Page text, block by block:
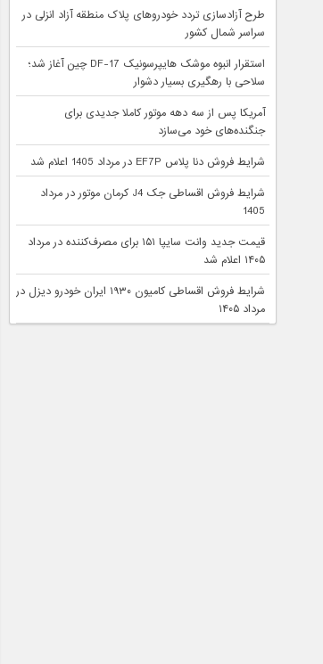
طرح آزادسازی تردد خودروهای پلاک منطقه آزاد انزلی در
سراسر شمال کشور
استقرار انبوه موشک هایپرسونیک DF-17 چین آغاز شد؛
سلاحی با رهگیری بسیار دشوار
آمریکا پس از سه دهه موتور کاملا جدیدی برای
جنگنده‌های خود می‌سازد
شرایط فروش دنا پلاس EF7P در مرداد 1405 اعلام شد
شرایط فروش اقساطی جک J4 کرمان موتور در مرداد
1405
قیمت جدید وانت سایپا ۱۵۱ برای مصرف‌کننده در مرداد
۱۴۰۵ اعلام شد
شرایط فروش اقساطی کامیون ۱۹۳۰ ایران خودرو دیزل در
مرداد ۱۴۰۵